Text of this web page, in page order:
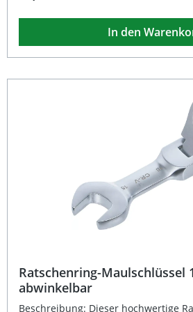
Rückholbewegung und erleichtert
zugänglichen Bereichen. Hergestellt
Vanadium-Stahl überzeugt der
hohe Festigkeit, Langlebigkeit und
einer Länge von 125 mm und einer
mm ist er ideal für präzise
Werkstattalltag oder im Hobbybereich. Stufenlos bis
abwinkelbarer Gelenkmechanismus Feinverzahnung mit
langlebigem Chrom-Vanadium-Stahl Verchromte, matte
Oberfläche für optimalen Korrosionsschutz
Länge von 125 mm – ideal für enge Räume
1x BGS Ratschenring-Maulschlüssel,
abwinkelbar
In den
Ratschenring-Maulschlüssel
abwinkelbar
Beschreibung: Dieser hochwertige